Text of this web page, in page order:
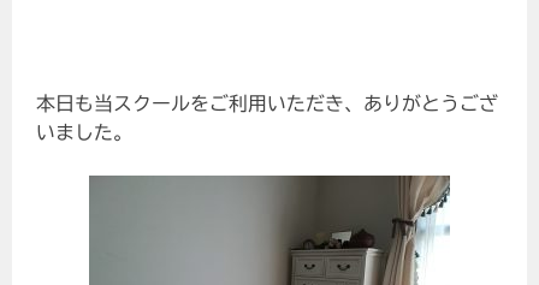
本日も当スクールをご利用いただき、ありがとうござ
いました。